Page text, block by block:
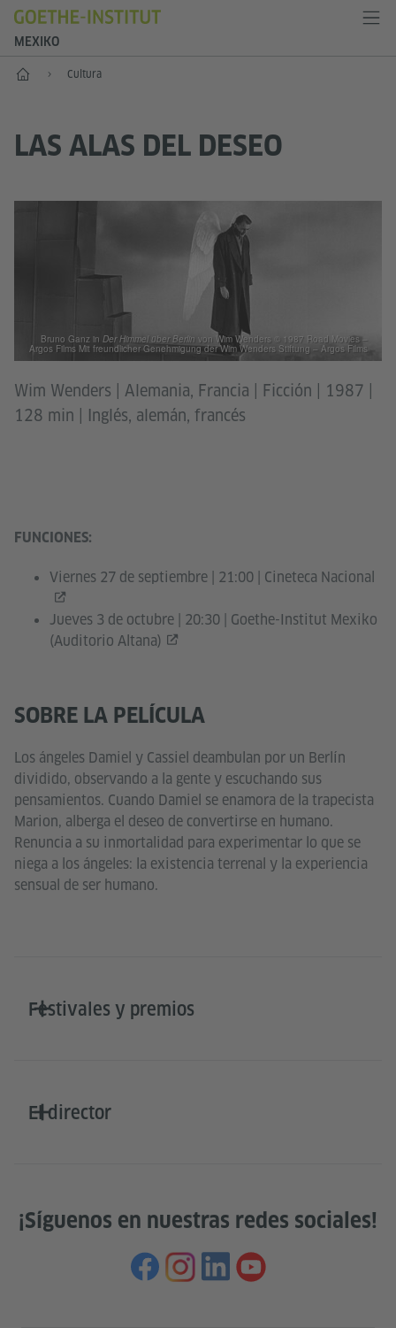
MEXIKO
Inicio Cultura
LAS ALAS DEL DESEO
Bruno Ganz in Der Himmel über Berlin von Wim Wenders © 1987 Road Movies –
Argos Films Mit freundlicher Genehmigung der Wim Wenders Stiftung – Argos Films
Wim Wenders | Alemania, Francia | Ficción | 1987 |
128 min | Inglés, alemán, francés
FUNCIONES:
Viernes 27 de septiembre | 21:00 | Cineteca Nacional
Jueves 3 de octubre | 20:30 | Goethe-Institut Mexiko
(Auditorio Altana)
SOBRE LA PELÍCULA
Los ángeles Damiel y Cassiel deambulan por un Berlín
dividido, observando a la gente y escuchando sus
pensamientos. Cuando Damiel se enamora de la trapecista
Marion, alberga el deseo de convertirse en humano.
Renuncia a su inmortalidad para experimentar lo que se
niega a los ángeles: la existencia terrenal y la experiencia
sensual de ser humano.
Festivales y premios
El director
¡Síguenos en nuestras redes sociales!